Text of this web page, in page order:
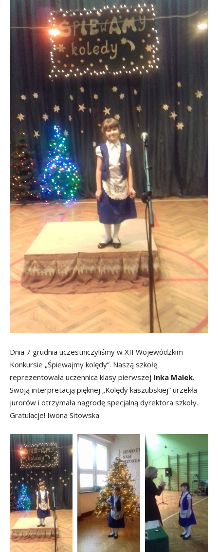
Dnia 7 grudnia uczestniczyliśmy w XII Wojewódzkim
Konkursie „Śpiewajmy kolędy”. Naszą szkołę
reprezentowała uczennica klasy pierwszej Inka Malek.
Swoją interpretacją pięknej „Kolędy kaszubskiej” urzekła
jurorów i otrzymała nagrodę specjalną dyrektora szkoły.
Gratulacje! Iwona Sitowska